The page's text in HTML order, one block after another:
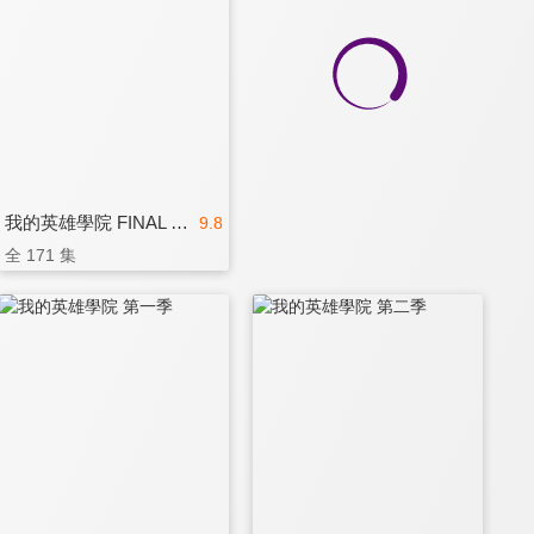
9.8
我的英雄學院 FINAL SEASON
全 171 集